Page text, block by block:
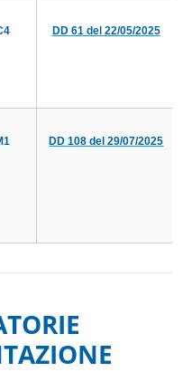
DD 61 del 22/05/2025
DD 108 del 29/07/2025